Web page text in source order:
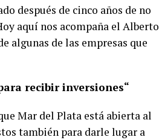
después de cinco años de no
aquí nos acompaña el Alberto
algunas de las empresas que
recibir inversiones“
Mar del Plata está abierta al
también para darle lugar a